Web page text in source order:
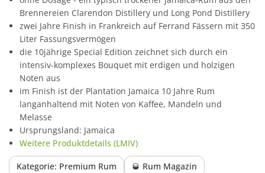
Brennereien Clarendon Distillery und Long Pond Distillery
zwei Jahre Finish in Frankreich auf Ferrand Fässern mit 350
Liter Fassungsvermögen
die 10jährige Special Edition zeichnet sich durch ein
intensiv-komplexes Bouquet mit erdigen und holzigen
Noten aus
im Finish ist der Plantation Jamaica 10 Jahre Rum
langanhaltend mit Noten von Kaffee, Mandeln und
Melasse
Ursprungsland: Jamaica
Weitere Produktdetails (LMIV)
Kategorie: Premium Rum 🥃 Rum Magazin